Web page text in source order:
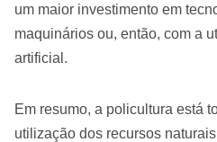
um maior investimento em
maquinários ou, então, com a
artificial.
Em resumo, a policultura está
utilização dos recursos